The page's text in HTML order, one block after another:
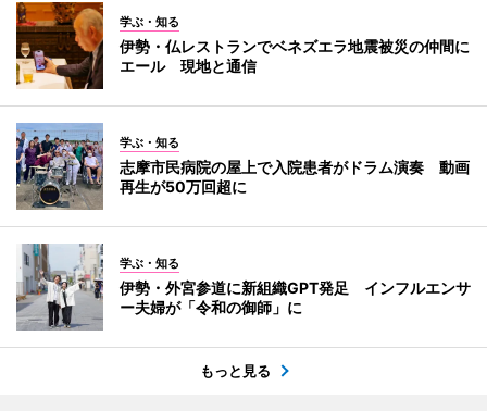
学ぶ・知る
伊勢・仏レストランでベネズエラ地震被災の仲間に
エール 現地と通信
学ぶ・知る
志摩市民病院の屋上で入院患者がドラム演奏 動画
再生が50万回超に
学ぶ・知る
伊勢・外宮参道に新組織GPT発足 インフルエンサ
ー夫婦が「令和の御師」に
もっと見る